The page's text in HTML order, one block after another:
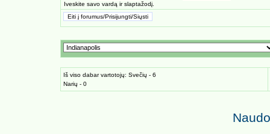
Iveskite savo vardą ir slaptažodį.
Iš viso dabar vartotojų: Svečių - 6
Narių - 0